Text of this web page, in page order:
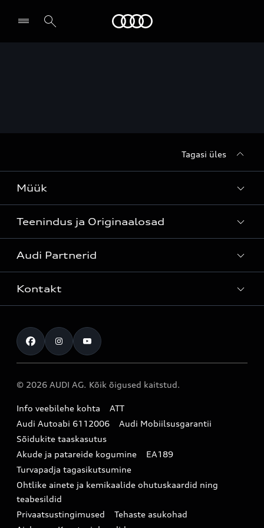
Tagasi üles
Müük
Kõik mudelid
Laoautod
Müügikampaaniad
Audi Liising 1%
Audi konfiguraator (konfiguraator on inglisekeelne)
Teenindus ja Originaalosad
Teenindus
Originaalosad
Garantiitingimused
Audi Partnerid
Audi Tallinn
Pärnu esindus
Audi Tartu
Kontakt
Kontakt
Registreeru proovisõidule
Broneeri teenindus
Infopäring
Audi uudised
myAudi
Uudiskiri
© 2026 AUDI AG. Kõik õigused kaitstud.
Info veebilehe kohta
ATT
Audi Autoabi 6112006
Audi Mobiilsusgarantii
Sõidukite taaskasutus
Akude ja patareide kogumine
EA189
Turvapadja tagasikutsumine
Ohtlike ainete ja kemikaalide ohutuskaardid ning
teabesildid
Privaatsustingimused
Tehaste asukohad